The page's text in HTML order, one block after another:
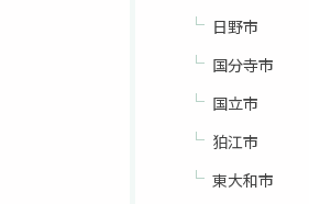
日野市
国分寺市
国立市
狛江市
東大和市